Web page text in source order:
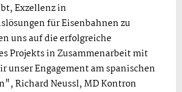
Exzellenz in
für Eisenbahnen zu
uns auf die erfolgreiche
Projekts in Zusammenarbeit mit
unser Engagement am spanischen
Richard Neussl, MD Kontron